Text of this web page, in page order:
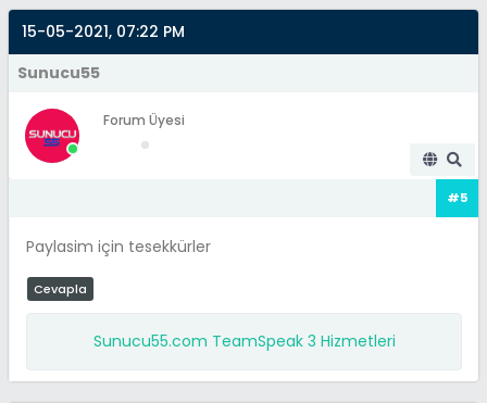
15-05-2021, 07:22 PM
Sunucu55
Forum Üyesi
#5
Paylasim için tesekkürler
Cevapla
Sunucu55.com TeamSpeak 3 Hizmetleri